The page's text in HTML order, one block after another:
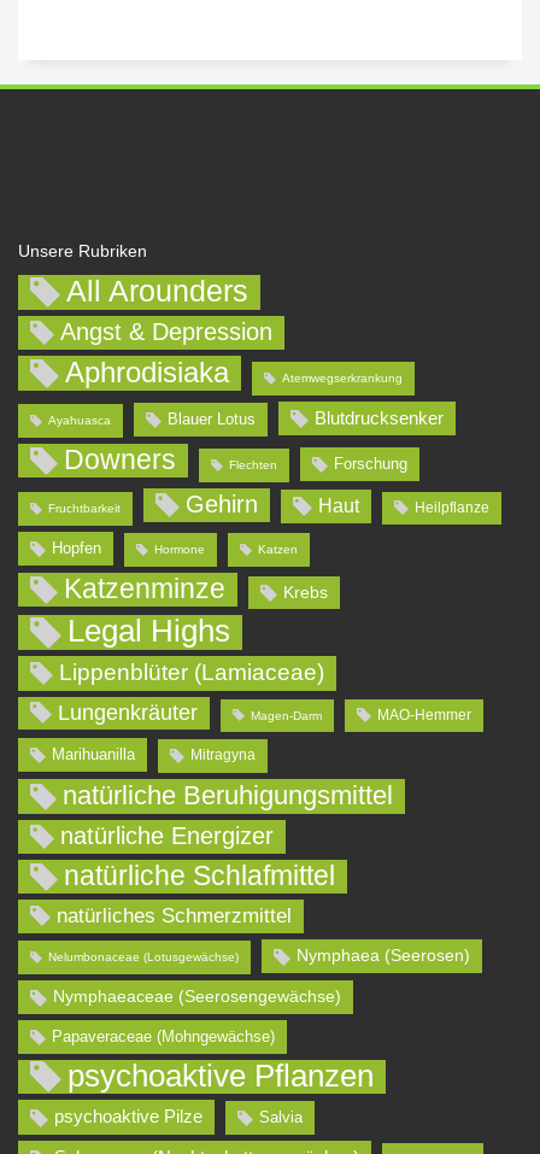
Unsere Rubriken
All Arounders
Angst & Depression
Aphrodisiaka Atemwegserkrankung
Ayahuasca Blauer Lotus Blutdrucksenker
Downers Flechten Forschung
Fruchtbarkeit Gehirn Haut Heilpflanze
Hopfen Hormone Katzen
Katzenminze Krebs
Legal Highs
Lippenblüter (Lamiaceae)
Lungenkräuter Magen-Darm MAO-Hemmer
Marihuanilla Mitragyna
natürliche Beruhigungsmittel
natürliche Energizer
natürliche Schlafmittel
natürliches Schmerzmittel
Nelumbonaceae (Lotusgewächse) Nymphaea (Seerosen)
Nymphaeaceae (Seerosengewächse)
Papaveraceae (Mohngewächse)
psychoaktive Pflanzen
psychoaktive Pilze Salvia